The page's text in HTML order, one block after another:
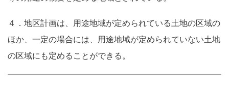
４．地区計画は、用途地域が定められている土地の区域の
ほか、一定の場合には、用途地域が定められていない土地
の区域にも定めることができる。